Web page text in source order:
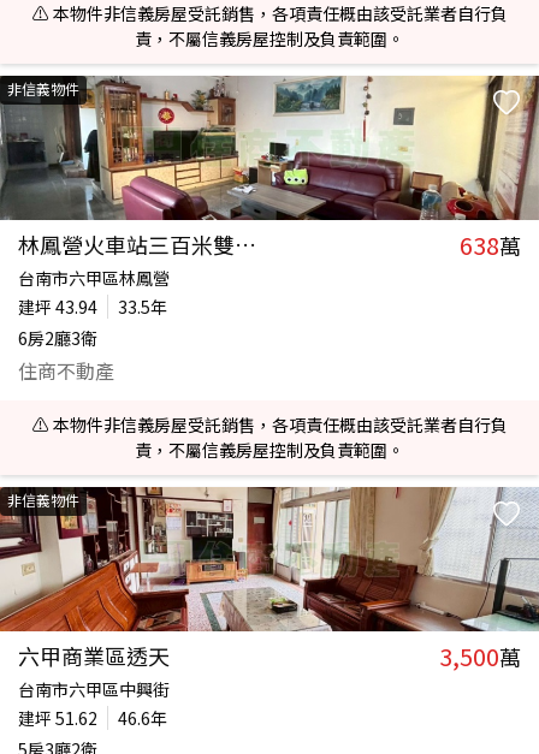
⚠️ 本物件非信義房屋受託銷售，各項責任概由該受託業者自行負
責，不屬信義房屋控制及負責範圍。
非信義物件
林鳳營火車站三百米雙車面寬透天 638萬
台南市六甲區林鳳營
建坪 43.94
33.5年
6房2廳3衛
住商不動產
⚠️ 本物件非信義房屋受託銷售，各項責任概由該受託業者自行負
責，不屬信義房屋控制及負責範圍。
非信義物件
六甲商業區透天 3,500萬
台南市六甲區中興街
建坪 51.62
46.6年
5房3廳2衛